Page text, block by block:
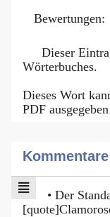
Bewertungen:
Dieser
Wörterbuches.
Dieses Wort
PDF
• Der